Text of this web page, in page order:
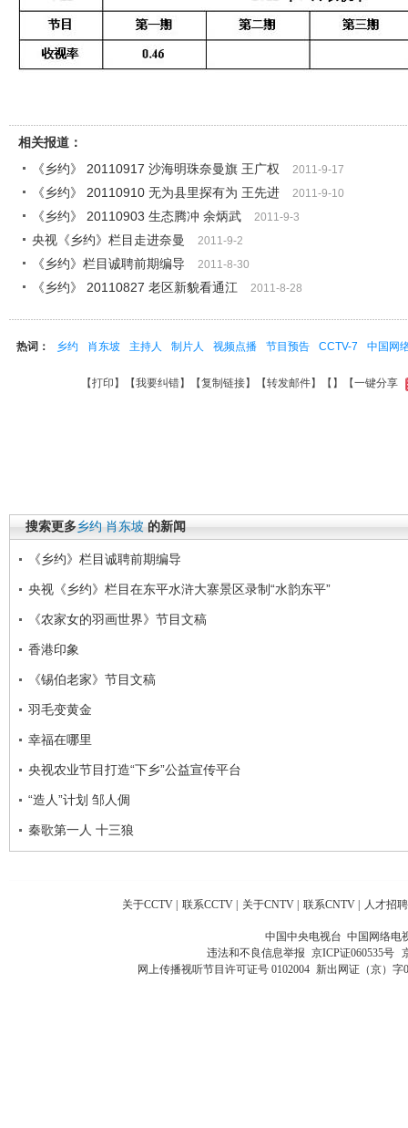
相关报道：
《乡约》 20110917 沙海明珠奈曼旗 王广权
2011-9-17
《乡约》 20110910 无为县里探有为 王先进 2011-9-10
《乡约》 20110903 生态腾冲 余炳武 2011-9-3
央视《乡约》栏目走进奈曼 2011-9-2
《乡约》栏目诚聘前期编导 2011-8-30
《乡约》 20110827 老区新貌看通江 2011-8-28
热词： 乡约 肖东坡 主持人 制片人 视频点播 节目预告 CCTV-7 中国网
【打印 】【我要纠错】【复制链接】【转发邮件】【 】 【一键分享
搜索更多乡约 肖东坡 的新闻
《乡约》栏目诚聘前期编导
央视《乡约》栏目在东平水浒大寨景区录制“水韵东平”
《农家女的羽画世界》节目文稿
香港印象
《锡伯老家》节目文稿
羽毛变黄金
幸福在哪里
央视农业节目打造“下乡”公益宣传平台
“造人”计划 邹人倜
秦歌第一人 十三狼
关于CCTV 联系CCTV 关于CNTV 联系CNTV 人才招聘
中国中央电视台 中国网络电
违法和不良信息举报 京ICP证060535号
网上传播视听节目许可证号 0102004 新出网证（京）